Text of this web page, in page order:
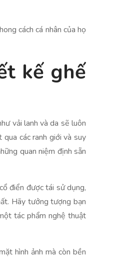
cách cá nhân của họ
kế ghế
vải lanh và da sẽ luôn
các ranh giới và suy
quan niệm định sẵn
điển được tái sử dụng,
Hãy tưởng tượng bạn
tác phẩm nghệ thuật
hình ảnh mà còn bền